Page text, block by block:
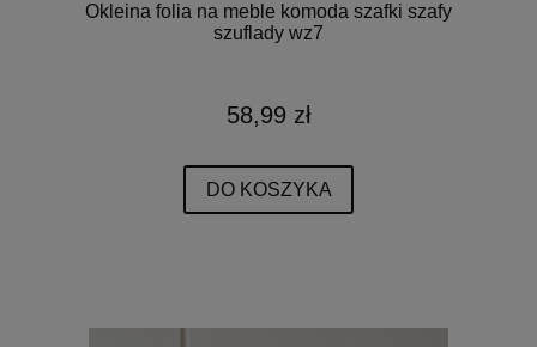
Okleina folia na meble komoda szafki szafy
szuflady wz7
58,99 zł
DO KOSZYKA